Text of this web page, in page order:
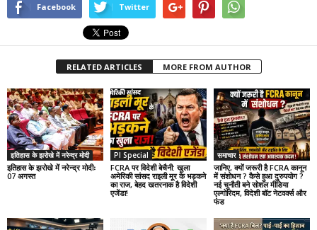
Facebook Twitter
RELATED ARTICLES MORE FROM AUTHOR
इतिहास के झरोखे में नरेन्द्र मोदी
इतिहास के झरोखे में नरेन्द्र मोदीः
07 अगस्त
PI Special
FCRA पर विदेशी बेचैनी: खुला
अमेरिकी सांसद राइली मूर के भड़कने
का राज, बेहद खतरनाक है विदेशी
एजेंडा!
समाचार
जानिए, क्यों जरूरी है FCRA कानून
में संशोधन ? कैसे हुआ दुरुपयोग ?
नई चुनौती बने सोशल मीडिया
एल्गोरिदम, विदेशी बॉट नेटवर्क्स और
फंड